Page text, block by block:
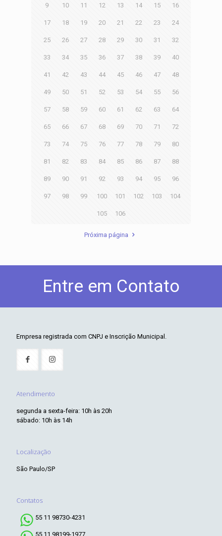
9 10 11 12 13 14 15 16
17 18 19 20 21 22 23 24
25 26 27 28 29 30 31 32
33 34 35 36 37 38 39 40
41 42 43 44 45 46 47 48
49 50 51 52 53 54 55 56
57 58 59 60 61 62 63 64
65 66 67 68 69 70 71 72
73 74 75 76 77 78 79 80
81 82 83 84 85 86 87 88
89 90 91 92 93 94 95 96
97 98 99 100 101 102 103 104
105 106
Próxima página
Entre em Contato
Empresa registrada com CNPJ e Inscrição Municipal.
Atendimento
segunda a sexta-feira: 10h às 20h
sábado: 10h às 14h
Localização
São Paulo/SP
Contatos
55 11 98730-4231
55 11 98199-1977